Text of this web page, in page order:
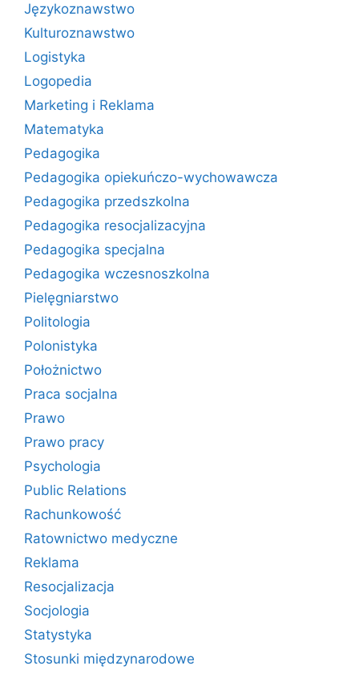
Językoznawstwo
Kulturoznawstwo
Logistyka
Logopedia
Marketing i Reklama
Matematyka
Pedagogika
Pedagogika opiekuńczo-wychowawcza
Pedagogika przedszkolna
Pedagogika resocjalizacyjna
Pedagogika specjalna
Pedagogika wczesnoszkolna
Pielęgniarstwo
Politologia
Polonistyka
Położnictwo
Praca socjalna
Prawo
Prawo pracy
Psychologia
Public Relations
Rachunkowość
Ratownictwo medyczne
Reklama
Resocjalizacja
Socjologia
Statystyka
Stosunki międzynarodowe